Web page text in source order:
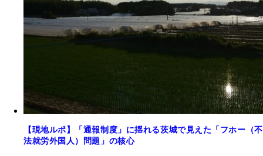
【現地ルポ】「通報制度」に揺れる茨城で見えた「フホー（不
法就労外国人）問題」の核心